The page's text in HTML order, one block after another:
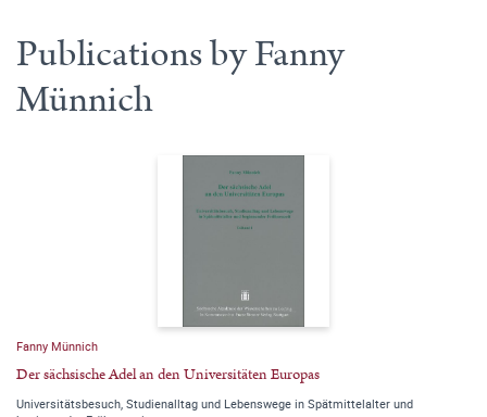
Publications by Fanny
Münnich
Fanny Münnich
Der sächsische Adel an den Universitäten Europas
Universitätsbesuch, Studienalltag und Lebenswege in Spätmittelalter und